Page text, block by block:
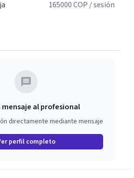
165000COP / sesión
mensaje al profesional
directamente mediante mensaje
perfil completo